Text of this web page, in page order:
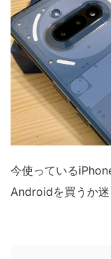
今使っている
Androidを買うか迷